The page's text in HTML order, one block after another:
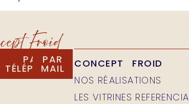
Froid
PAR
TÉLÉPHONE
PAR
MAIL
CONCEPT FROID
NOS RÉALISATIONS
LES VITRINES REFERENCIA